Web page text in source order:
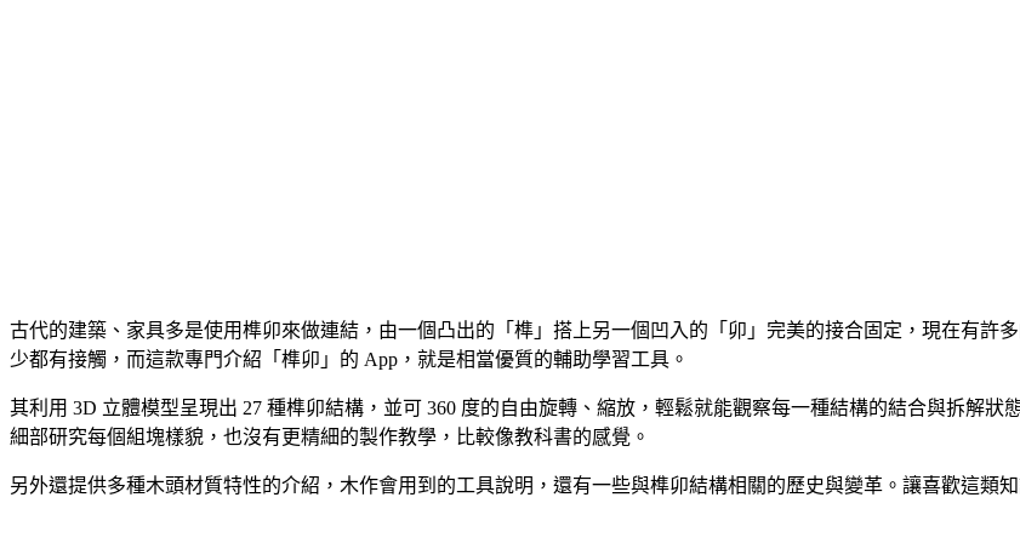
古代的建築、家具多是使用榫卯來做連結，由一個凸出的「榫」搭上另一個凹入的「卯」完美的接合固定，現在有許
少都有接觸，而這款專門介紹「榫卯」的 App，就是相當優質的輔助學習工具。
其利用 3D 立體模型呈現出 27 種榫卯結構，並可 360 度的自由旋轉、縮放，輕鬆就能觀察每一種結構的結合與拆解
細部研究每個組塊樣貌，也沒有更精細的製作教學，比較像教科書的感覺。
另外還提供多種木頭材質特性的介紹，木作會用到的工具說明，還有一些與榫卯結構相關的歷史與變革。讓喜歡這類